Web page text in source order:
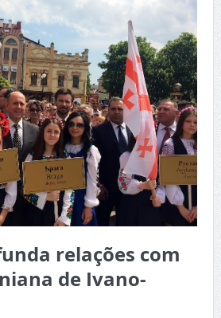
relações com
de Ivano-